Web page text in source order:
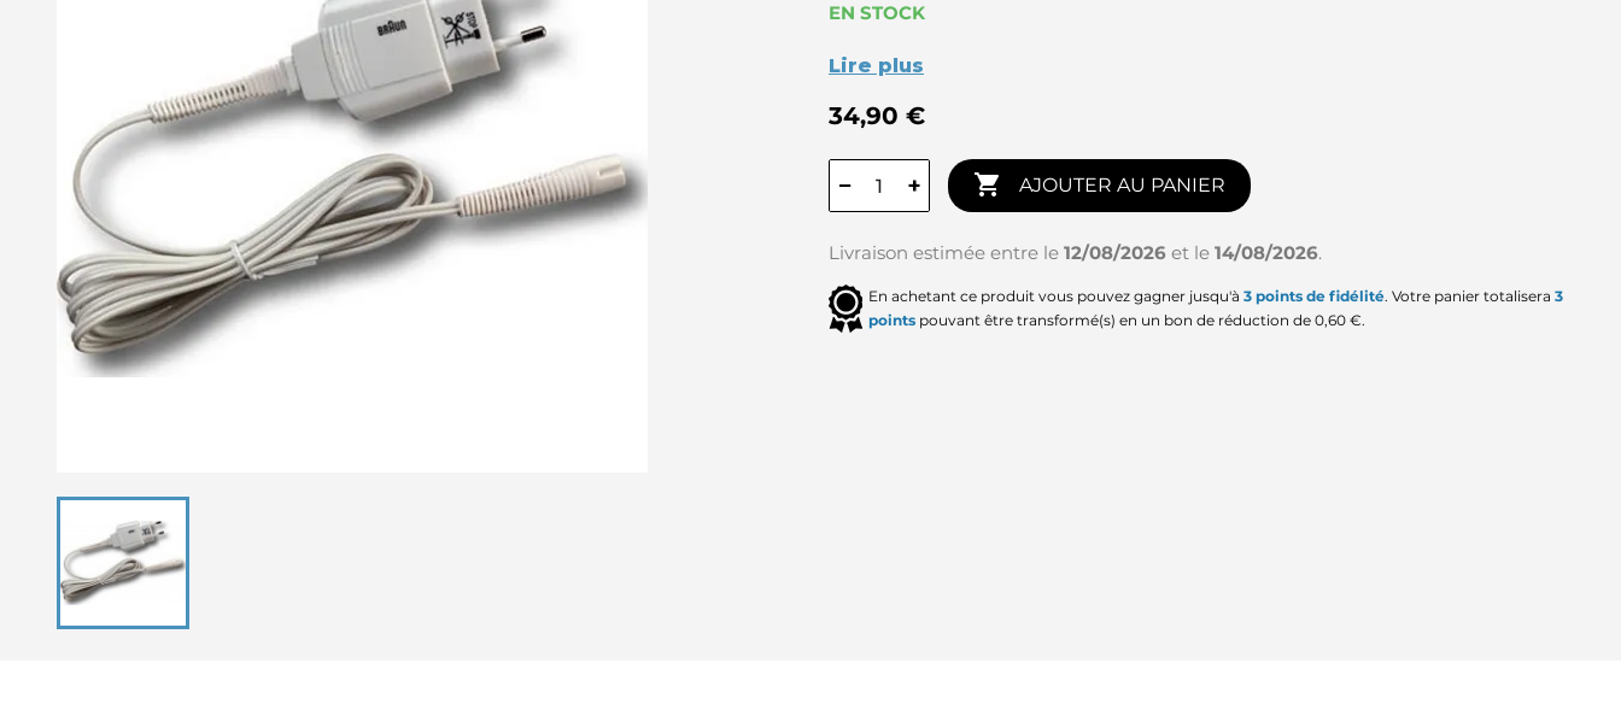
EN STOCK
Lire plus
34,90 €
− +  AJOUTER AU PANIER
Livraison estimée entre le 12/08/2026 et le 14/08/2026.
En achetant ce produit vous pouvez gagner jusqu'à 3 points de fidélité. Votre panier totalisera 3
points pouvant être transformé(s) en un bon de réduction de 0,60 €.